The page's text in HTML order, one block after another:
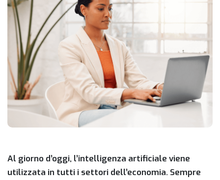
Al giorno d’oggi, l’intelligenza artificiale viene
utilizzata in tutti i settori dell’economia. Sempre